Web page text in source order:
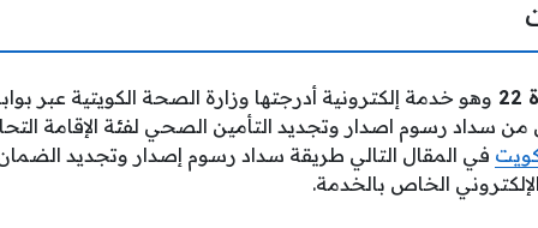
وهو خدمة إلكترونية أدرجتها وزارة الصحة الكويتية عبر
سداد رسوم اصدار وتجديد التأمين الصحي لفئة الإقامة
الخاص بالخدمة.